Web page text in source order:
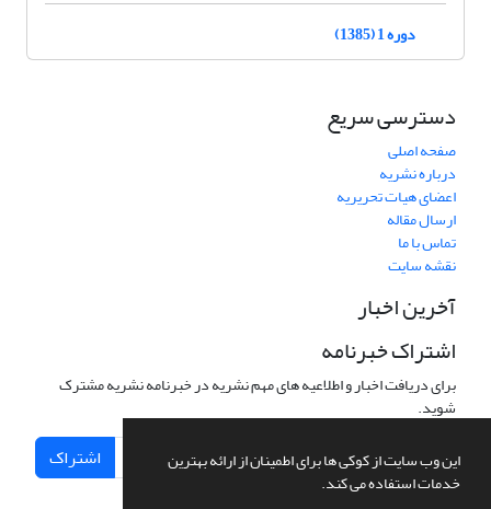
این وب سایت از کوکی ها برای اطمینان از ارائه بهترین
خدمات استفاده می کند.
دوره 1 (1385)
دسترسی سریع
صفحه اصلی
درباره نشریه
اعضای هیات تحریریه
ارسال مقاله
تماس با ما
نقشه سایت
آخرین اخبار
اشتراک خبرنامه
برای دریافت اخبار و اطلاعیه های مهم نشریه در خبرنامه نشریه مشترک
شوید.
اشتراک